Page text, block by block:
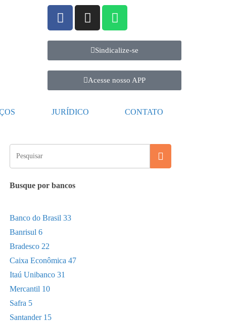
Sindicalize-se
Acesse nosso APP
JURÍDICO CONTATO
Busque por bancos
Banco do Brasil 33
Banrisul 6
Bradesco 22
Caixa Econômica 47
Itaú Unibanco 31
Mercantil 10
Safra 5
Santander 15